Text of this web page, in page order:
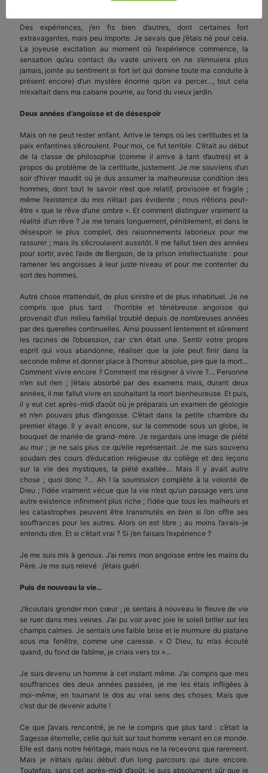
Des expériences, j’en fis bien d’autres, dont certaines fort
extravagantes, mais peu importe. Je savais que j’étais né pour cela.
La joyeuse excitation au moment où l’expérience commence, la
sensation qu’au contact du vaste univers on ne s’ennuiera plus
jamais, jointe au sentiment si fort (et qui domine toute ma conduite à
présent encore) d’un mystère énorme qu’on va percer…, tout cela
m’exaltait dans ma cabane pourrie, au fond du vieux jardin.
Deux années d’angoisse et de désespoir
Mais on ne peut rester enfant. Arrive le temps où les certitudes et la
paix enfantines s’écroulent. Pour moi, ce fut terrible. C’était au début
de la classe de philosophie (comme il arrive à tant d’autres) et à
propos du problème de la certitude, justement. Je me souviens d’un
soir d’hiver maudit où je dus assumer la malheureuse condition des
hommes, dont tout le savoir n’est que relatif, provisoire et fragile ;
même l’existence du moi n’était pas évidente ; nous n’étions peut-
être « que le rêve d’une ombre ». Et comment distinguer vraiment la
réalité d’un rêve ? Je me tenais longuement, péniblement, et dans le
désespoir le plus complet, des raisonnements laborieux pour me
rassurer ; mais ils s’écroulaient aussitôt. Il me fallut bien des années
pour sortir, avec l’aide de Bergson, de la prison intellectualiste : pour
ramener les angoisses à leur juste niveau et pour me contenter du
sort des hommes.
Autre chose m’attendait, de plus sinistre et de plus inhabituel. Je ne
compris que plus tard : l’horrible et ténébreuse angoisse qui
provenait d’un milieu familial troublé depuis de nombreuses années
par des querelles continuelles. Ainsi poussent lentement et sûrement
les racines de l’obsession, car c’en était une. Sentir votre propre
esprit qui vous abandonne, réaliser que la joie peut finir dans la
seconde même et donner place à l’horreur absolue, pire que la mort…
Comment vivre encore ? Comment me résigner à vivre ?… Personne
n’en sut rien ; j’étais absorbé par des examens mais, durant deux
années, il me fallut vivre en souhaitant la mort bienheureuse. Et puis,
il y eut cet après-midi d’août où je préparais un examen de géologie
et n’en pouvais plus d’angoisse. C’était dans la petite chambre du
premier étage. Il y avait encore, sur la commode sous un globe, le
bouquet de mariée de grand-mère. Je regardais une image de piété
au mur ; je ne sais plus ce qu’elle représentait. Je me suis souvenu
soudain des cours d’éducation religieuse du collège et des leçons
sur la vie des mystiques, la piété exaltée… Mais il y avait autre
chose ; quoi donc ?… Ah ! la soumission complète à la volonté de
Dieu ; l’idée vraiment vécue que la vie n’est qu’un passage vers une
autre existence infiniment plus riche ; l’idée que tous les malheurs et
les catastrophes peuvent être transmutés en bien si l’on offre ses
souffrances pour les autres. Alors on est libre ; au moins l’avais-je
entendu dire. Et si c’était vrai ? Si j’en faisais l’expérience ?
Je me suis mis à genoux. J’ai remis mon angoisse entre les mains du
Père. Je me suis relevé : j’étais guéri.
Puis de nouveau la vie…
J’écoutais gronder mon cœur ; je sentais à nouveau le fleuve de vie
se ruer dans mes veines. J’ai pu voir avec joie le soleil briller sur les
champs calmes. Je sentais une faible brise et le murmure du platane
sous ma fenêtre, comme une caresse. « O Dieu, tu m’as écouté
quand, du fond de l’abîme, je criais vers toi »…
Je suis devenu un homme à cet instant même. J’ai compris que mes
souffrances des deux années passées, je me les étais infligées à
moi-même, en tournant le dos au vrai sens des choses. Mais que
c’est dur de devenir adulte !
Ce que j’avais rencontré, je ne le compris que plus tard : c’était la
Sagesse éternelle, celle qui luit sur tout homme venant en ce monde.
Elle est dans notre héritage, mais nous ne la recevons que rarement.
Mais je n’étais qu’au début d’un long parcours qui dure encore.
Toutefois, sans cet après-midi d’août, je suis absolument sûr que je